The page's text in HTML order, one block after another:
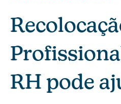
RH pode